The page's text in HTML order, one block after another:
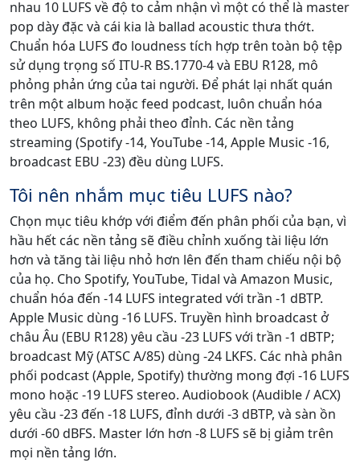
nhau 10 LUFS về độ to cảm nhận vì một có thể là master
pop dày đặc và cái kia là ballad acoustic thưa thớt.
Chuẩn hóa LUFS đo loudness tích hợp trên toàn bộ tệp
sử dụng trọng số ITU-R BS.1770-4 và EBU R128, mô
phỏng phản ứng của tai người. Để phát lại nhất quán
trên một album hoặc feed podcast, luôn chuẩn hóa
theo LUFS, không phải theo đỉnh. Các nền tảng
streaming (Spotify -14, YouTube -14, Apple Music -16,
broadcast EBU -23) đều dùng LUFS.
Tôi nên nhắm mục tiêu LUFS nào?
Chọn mục tiêu khớp với điểm đến phân phối của bạn, vì
hầu hết các nền tảng sẽ điều chỉnh xuống tài liệu lớn
hơn và tăng tài liệu nhỏ hơn lên đến tham chiếu nội bộ
của họ. Cho Spotify, YouTube, Tidal và Amazon Music,
chuẩn hóa đến -14 LUFS integrated với trần -1 dBTP.
Apple Music dùng -16 LUFS. Truyền hình broadcast ở
châu Âu (EBU R128) yêu cầu -23 LUFS với trần -1 dBTP;
broadcast Mỹ (ATSC A/85) dùng -24 LKFS. Các nhà phân
phối podcast (Apple, Spotify) thường mong đợi -16 LUFS
mono hoặc -19 LUFS stereo. Audiobook (Audible / ACX)
yêu cầu -23 đến -18 LUFS, đỉnh dưới -3 dBTP, và sàn ồn
dưới -60 dBFS. Master lớn hơn -8 LUFS sẽ bị giảm trên
mọi nền tảng lớn.